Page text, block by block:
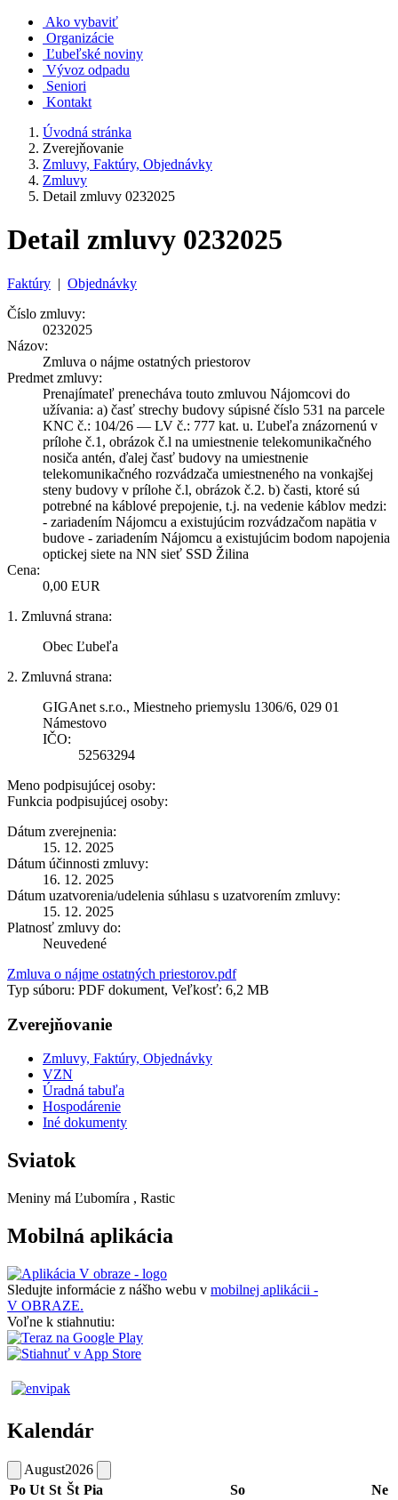
Ako vybaviť
Organizácie
Ľubeľské noviny
Vývoz odpadu
Seniori
Kontakt
Úvodná stránka
Zverejňovanie
Zmluvy, Faktúry, Objednávky
Zmluvy
Detail zmluvy 0232025
Detail zmluvy 0232025
Faktúry | Objednávky
Číslo zmluvy:
0232025
Názov:
Zmluva o nájme ostatných priestorov
Predmet zmluvy:
Prenajímateľ prenecháva touto zmluvou Nájomcovi do
užívania: a) časť strechy budovy súpisné číslo 531 na parcele
KNC č.: 104/26 — LV č.: 777 kat. u. Ľubeľa znázornenú v
prílohe č.1, obrázok č.l na umiestnenie telekomunikačného
nosiča antén, ďalej časť budovy na umiestnenie
telekomunikačného rozvádzača umiestneného na vonkajšej
steny budovy v prílohe č.l, obrázok č.2. b) časti, ktoré sú
potrebné na káblové prepojenie, t.j. na vedenie káblov medzi:
- zariadením Nájomcu a existujúcim rozvádzačom napätia v
budove - zariadením Nájomcu a existujúcim bodom napojenia
optickej siete na NN sieť SSD Žilina
Cena:
0,00 EUR
1. Zmluvná strana:
Obec Ľubeľa
2. Zmluvná strana:
GIGAnet s.r.o., Miestneho priemyslu 1306/6, 029 01
Námestovo
IČO:
52563294
Meno podpisujúcej osoby:
Funkcia podpisujúcej osoby:
Dátum zverejnenia:
15. 12. 2025
Dátum účinnosti zmluvy:
16. 12. 2025
Dátum uzatvorenia/udelenia súhlasu s uzatvorením zmluvy:
15. 12. 2025
Platnosť zmluvy do:
Neuvedené
Zmluva o nájme ostatných priestorov.pdf
Typ súboru: PDF dokument, Veľkosť: 6,2 MB
Zverejňovanie
Zmluvy, Faktúry, Objednávky
VZN
Úradná tabuľa
Hospodárenie
Iné dokumenty
Sviatok
Meniny má Ľubomíra , Rastic
Mobilná aplikácia
Sledujte informácie z nášho webu v mobilnej aplikácii -
V OBRAZE.
Voľne k stiahnutiu:
Kalendár
August2026
Po Ut St Št Pia So Ne